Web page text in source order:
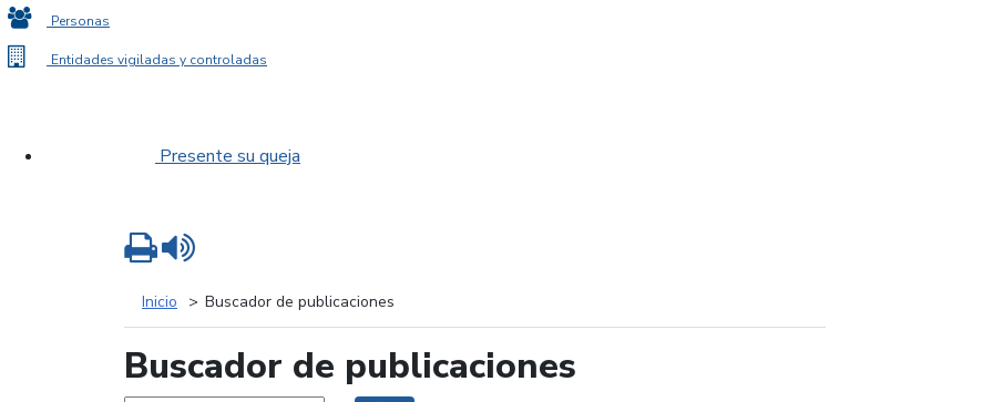
Personas
Entidades vigiladas y controladas
Presente su queja
Inicio Buscador de publicaciones
Buscador de publicaciones
Imprimir